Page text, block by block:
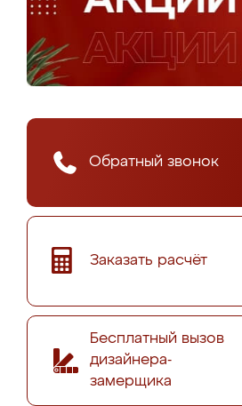
Обратный звонок
Заказать расчёт
Бесплатный вызов
дизайнера-
замерщика